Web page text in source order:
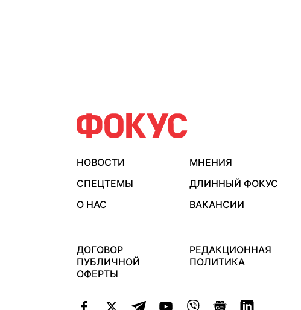
НОВОСТИ МНЕНИЯ
СПЕЦТЕМЫ
ДЛИННЫЙ ФОКУС
О НАС
ВАКАНСИИ
ДОГОВОР
ПУБЛИЧНОЙ
ОФЕРТЫ
РЕДАКЦИОННАЯ
ПОЛИТИКА